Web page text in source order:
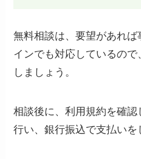
無料相談は、要望があれ
インでも対応しているの
しましょう。
相談後に、利用規約を確
行い、銀行振込で支払いを